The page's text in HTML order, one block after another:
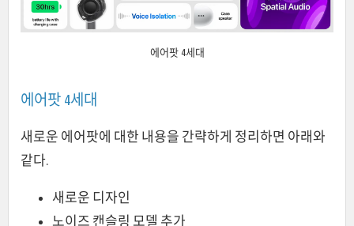
에어팟 4세대
에어팟 4세대
새로운 에어팟에 대한 내용을 간략하게 정리하면 아래와
같다.
새로운 디자인
노이즈 캔슬링 모델 추가